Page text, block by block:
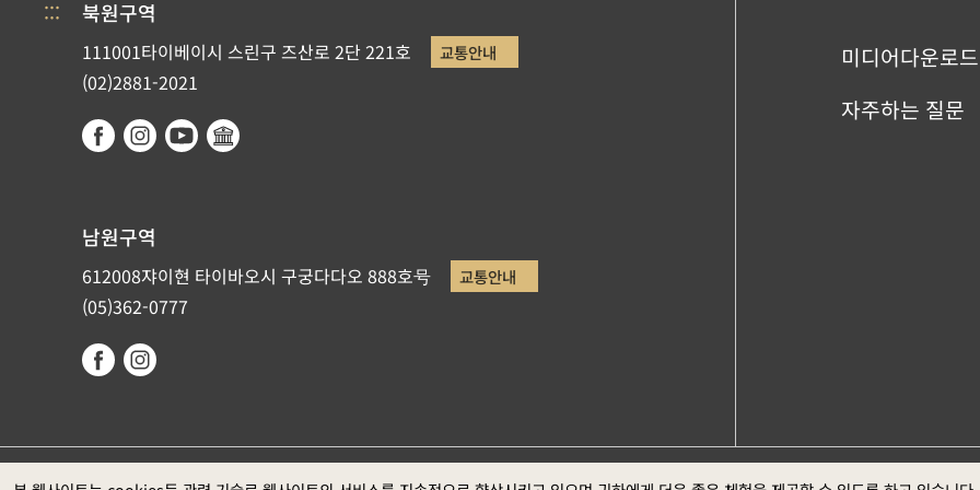
::: 북원구역
111001타이베이시 스린구 즈산로 2단 221호 교통안내
(02)2881-2021
남원구역
612008쟈이현 타이바오시 구궁다다오 888호号 교통안내
(05)362-0777
미디어다운로드
자주하는 질문